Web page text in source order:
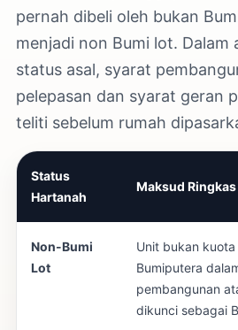
pernah dibeli oleh bukan
menjadi non Bumi lot. Dalam
status asal, syarat
pelepasan dan syarat geran
teliti sebelum rumah
Status
Hartanah
Maksud Ringkas
Non-Bumi
Lot
Unit bukan kuota
Bumiputera
pembangunan
dikunci sebagai